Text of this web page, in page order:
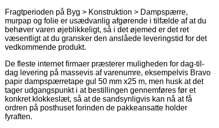
Fragtperioden på Byg > Konstruktion > Dampspærre,
murpap og folie er usædvanlig afgørende i tilfælde af at du
behøver varen øjeblikkeligt, så i det øjemed er det ret
væsentligt at du gransker den anslåede leveringstid for det
vedkommende produkt.
De fleste internet firmaer præsterer muligheden for dag-til-
dag levering på massevis af varenumre, eksempelvis Bravo
papir dampspærretape gul 50 mm x25 m, men husk at det
tager udgangspunkt i at bestillingen gennemføres før et
konkret klokkeslæt, så at de sandsynligvis kan nå at få
ordren på posthuset forinden de pakkeansatte holder
fyraften.